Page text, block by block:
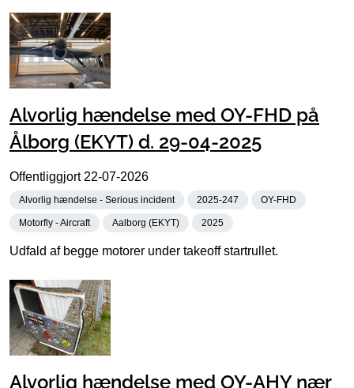
Alvorlig hændelse med OY-FHD på
Ålborg (EKYT) d. 29-04-2025
Offentliggjort 22-07-2026
Alvorlig hændelse - Serious incident 2025-247 OY-FHD
Motorfly - Aircraft Aalborg (EKYT) 2025
Udfald af begge motorer under takeoff startrullet.
Alvorlig hændelse med OY-AHY nær